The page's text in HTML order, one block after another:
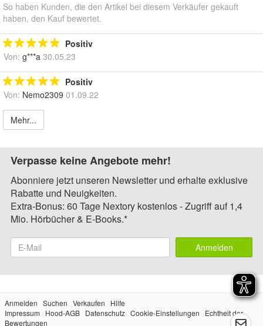
So haben Kunden, die den Artikel bei diesem Verkäufer gekauft
haben, den Kauf bewertet.
Positiv
Von: g***a 30.05.23
Positiv
Von: Nemo2309 01.09.22
Mehr...
Verpasse keine Angebote mehr!
Abonniere jetzt unseren Newsletter und erhalte exklusive
Rabatte und Neuigkeiten.
Extra-Bonus: 60 Tage Nextory kostenlos - Zugriff auf 1,4
Mio. Hörbücher & E-Books.*
Anmelden
Anmelden Suchen Verkaufen
Hilfe
Impressum
Hood-AGB Datenschutz Cookie-Einstellungen
Echtheit der
Bewertungen